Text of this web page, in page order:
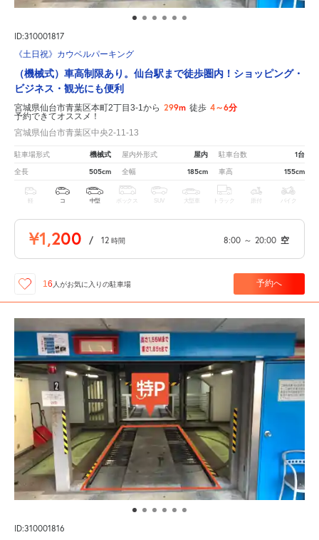
ID:310001817
《土日祝》カウベルパーキング
（機械式）車高制限あり。仙台駅まで徒歩圏内！ショッピング・
ビジネス・観光にも便利
宮城県仙台市青葉区本町2丁目3-1から 299m 徒歩 4～6分
予約できてオススメ！
宮城県仙台市青葉区中央2-11-13
駐車場形式 機械式 屋内外形式 屋内 駐車台数 1台
全長 505cm 全幅 185cm 車高 155cm
軽 コ 中型 ボックス SUV 大型車 トラック 原付 バイク
¥1,200 / 12 時間 8:00 ～ 20:00 空
16 人がお気に入りの駐車場 予約へ
ID:310001816